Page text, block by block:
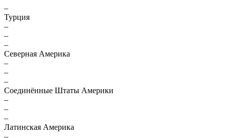
–
Турция
–
–
–
Северная Америка
–
–
–
Соединённые Штаты Америки
–
–
–
Латинская Америка
–